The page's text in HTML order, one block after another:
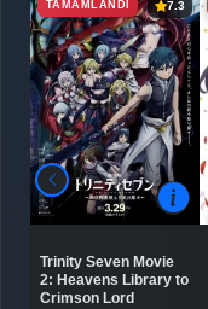
TAMAMLANDI 7.3
Trinity Seven Movie
2: Heavens Library to
Crimson Lord